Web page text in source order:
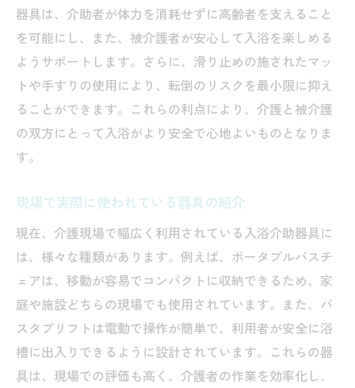
器具は、介助者が体力を消耗せずに高齢者を支えること
を可能にし、また、被介護者が安心して入浴を楽しめる
ようサポートします。さらに、滑り止めの施されたマッ
トや手すりの使用により、転倒のリスクを最小限に抑え
ることができます。これらの利点により、介護と被介護
の双方にとって入浴がより安全で心地よいものとなりま
す。
現場で実際に使われている器具の紹介
現在、介護現場で幅広く利用されている入浴介助器具に
は、様々な種類があります。例えば、ポータブルバスチ
ェアは、移動が容易でコンパクトに収納できるため、家
庭や施設どちらの現場でも使用されています。また、バ
スタブリフトは電動で操作が簡単で、利用者が安全に浴
槽に出入りできるように設計されています。これらの器
具は、現場での評価も高く、介護者の作業を効率化し、